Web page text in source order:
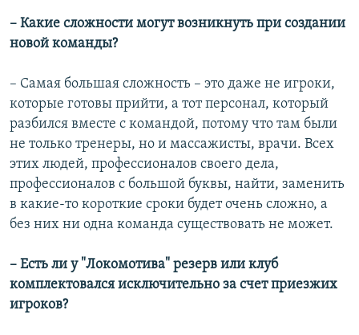
– Какие сложности могут возникнуть при создании
новой команды?
– Самая большая сложность – это даже не игроки,
которые готовы прийти, а тот персонал, который
разбился вместе с командой, потому что там были
не только тренеры, но и массажисты, врачи. Всех
этих людей, профессионалов своего дела,
профессионалов с большой буквы, найти, заменить
в какие-то короткие сроки будет очень сложно, а
без них ни одна команда существовать не может.
– Есть ли у "Локомотива" резерв или клуб
комплектовался исключительно за счет приезжих
игроков?